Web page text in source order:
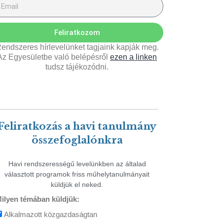
Feliratkozom
hírlevelünket tagjaink kapják meg.
Egyesületbe való belépésről ezen a linken
tudsz tájékozódni.
a havi tanulmány
összefoglalónkra
Havi rendszerességű levelünkben az általad
választott programok friss műhelytanulmányait
küldjük el neked.
témában küldjük:
Alkalmazott közgazdaságtan